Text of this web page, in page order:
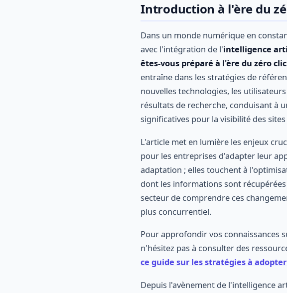
Introduction à l'ère du
Dans un monde numérique en
avec l'intégration de l'intelligence
êtes-vous préparé à l'ère du zéro
entraîne dans les stratégies de
nouvelles technologies, les
résultats de recherche, conduisant à
significatives pour la visibilité des
L'article met en lumière les enjeux
pour les entreprises d'adapter leur
adaptation ; elles touchent à
dont les informations sont
secteur de comprendre ces
plus concurrentiel.
Pour approfondir vos connaissances
n'hésitez pas à consulter des
ce guide sur les stratégies à
Depuis l'avènement de l'intelligence